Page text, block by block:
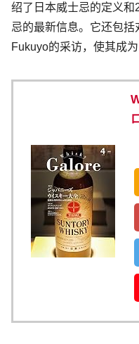
绍了日本威士忌的定义
忌的最新信息。它还包
Fukuyo的采访，使其成